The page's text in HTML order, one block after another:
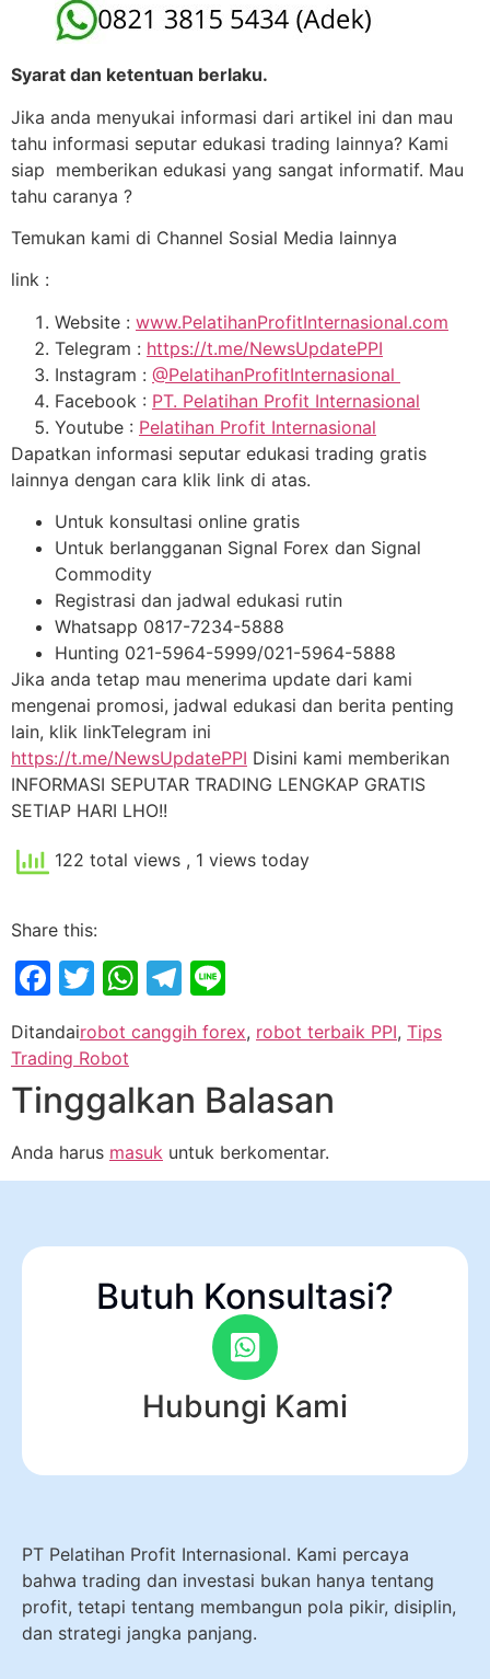
Syarat dan ketentuan berlaku.
Jika anda menyukai informasi dari artikel ini dan mau
tahu informasi seputar edukasi trading lainnya? Kami
siap memberikan edukasi yang sangat informatif. Mau
tahu caranya ?
Temukan kami di Channel Sosial Media lainnya
link :
Website : www.PelatihanProfitInternasional.com
Telegram : https://t.me/NewsUpdatePPI
Instagram : @PelatihanProfitInternasional
Facebook : PT. Pelatihan Profit Internasional
Youtube : Pelatihan Profit Internasional
Dapatkan informasi seputar edukasi trading gratis
lainnya dengan cara klik link di atas.
Untuk konsultasi online gratis
Untuk berlangganan Signal Forex dan Signal
Commodity
Registrasi dan jadwal edukasi rutin
Whatsapp 0817-7234-5888
Hunting 021-5964-5999/021-5964-5888
Jika anda tetap mau menerima update dari kami
mengenai promosi, jadwal edukasi dan berita penting
lain, klik linkTelegram ini
https://t.me/NewsUpdatePPI Disini kami memberikan
INFORMASI SEPUTAR TRADING LENGKAP GRATIS
SETIAP HARI LHO!!
122 total views , 1 views today
Share this:
Facebook
Twitter
WhatsApp
Telegram
Ditandairobot canggih forex, robot terbaik PPI, Tips
Trading Robot
Tinggalkan Balasan
Anda harus masuk untuk berkomentar.
Butuh Konsultasi?
Hubungi Kami
PT Pelatihan Profit Internasional. Kami percaya
bahwa trading dan investasi bukan hanya tentang
profit, tetapi tentang membangun pola pikir, disiplin,
dan strategi jangka panjang.